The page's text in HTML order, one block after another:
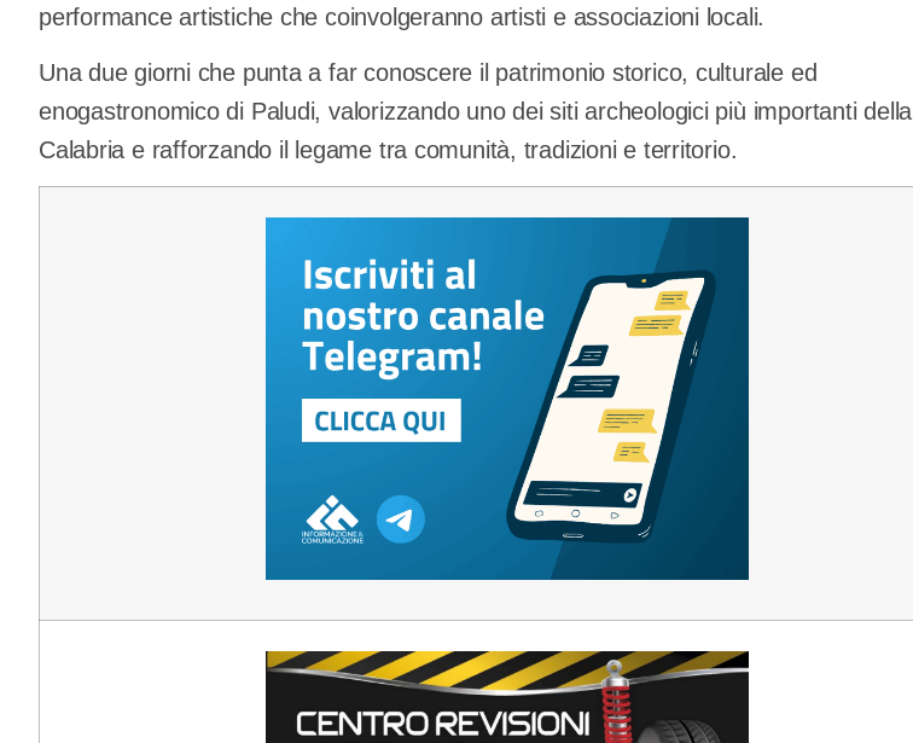
performance artistiche che coinvolgeranno artisti e associazioni locali.
Una due giorni che punta a far conoscere il patrimonio storico, culturale ed
enogastronomico di Paludi, valorizzando uno dei siti archeologici più importanti della
Calabria e rafforzando il legame tra comunità, tradizioni e territorio.